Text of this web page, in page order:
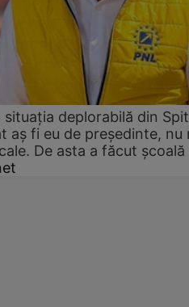
deplorabilă din
aș fi eu de președinte, nu
De asta a făcut școală